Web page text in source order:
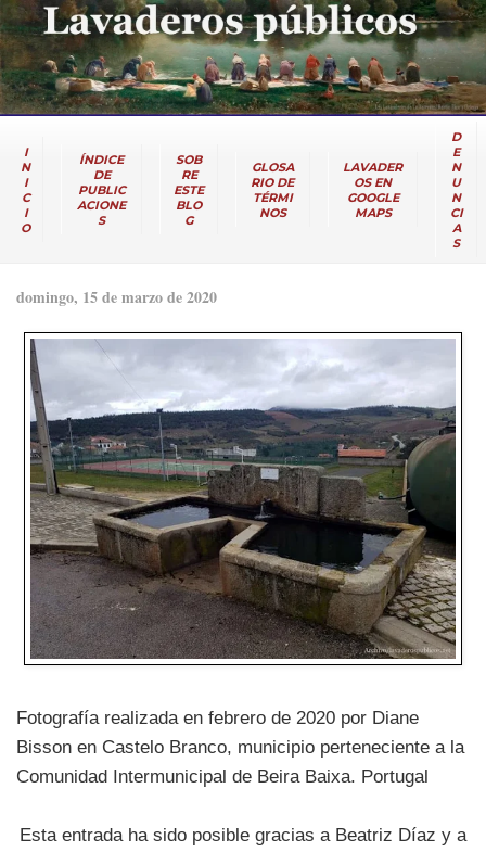
I
N
I
C
I
O
ÍNDICE
DE
PUBLIC
ACIONE
S
SOB
RE
ESTE
BLO
G
GLOSA
RIO DE
TÉRMI
NOS
LAVADER
OS EN
GOOGLE
MAPS
D
E
N
U
N
CI
A
S
domingo, 15 de marzo de 2020
Fotografía realizada en febrero de 2020 por Diane
Bisson en Castelo Branco, municipio perteneciente a la
Comunidad Intermunicipal de Beira Baixa. Portugal
Esta entrada ha sido posible gracias a Beatriz Díaz y a